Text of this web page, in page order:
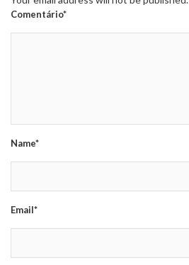
Comentário*
Name*
Email*